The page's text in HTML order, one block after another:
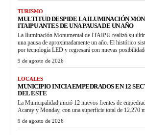
TURISMO
MULTITUD DESPIDE LA ILUMINACIÓN
ITAIPU ANTES DE UNA PAUSA DE UN AÑO
La Iluminación Monumental de ITAIPU realizó su
una pausa de aproximadamente un año. El histórico
por tecnología LED y regresará con nuevas
9 de agosto de 2026
LOCALES
MUNICIPIO INICIA EMPEDRADOS EN 12
DEL ESTE
La Municipalidad inició 12 nuevos frentes de
Acaray y Monday, con una superficie total de 12.270
9 de agosto de 2026